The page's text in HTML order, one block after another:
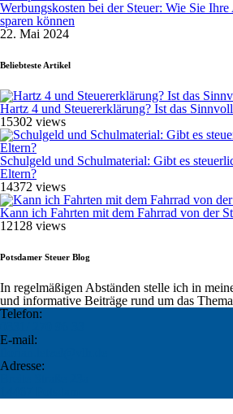
Werbungskosten bei der Steuer: Wie Sie
sparen können
22. Mai 2024
Beliebteste Artikel
Hartz 4 und Steuererklärung? Ist das
15302 views
Schulgeld und Schulmaterial: Gibt es
Eltern?
14372 views
Kann ich Fahrten mit dem Fahrrad von der
12128 views
Potsdamer Steuer Blog
In regelmäßigen Abständen stelle ich in
und informative Beiträge rund um das
Telefon:
E-mail:
Adresse: